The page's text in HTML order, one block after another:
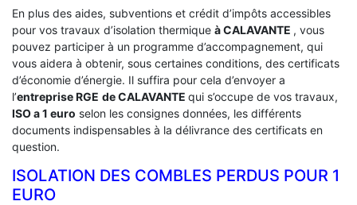
En plus des aides, subventions et crédit d’impôts accessibles
pour vos travaux d’isolation thermique à CALAVANTE , vous
pouvez participer à un programme d’accompagnement, qui
vous aidera à obtenir, sous certaines conditions, des certificats
d’économie d’énergie. Il suffira pour cela d’envoyer a
l’entreprise RGE de CALAVANTE qui s’occupe de vos travaux,
ISO a 1 euro selon les consignes données, les différents
documents indispensables à la délivrance des certificats en
question.
ISOLATION DES COMBLES PERDUS POUR 1
EURO